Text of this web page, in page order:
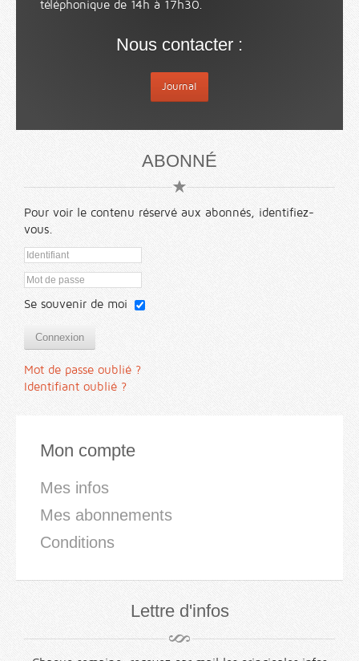
téléphonique de 14h à 17h30.
Nous contacter :
Journal
ABONNÉ
Pour voir le contenu réservé aux abonnés, identifiez-
vous.
Se souvenir de moi
Connexion
Mot de passe oublié ?
Identifiant oublié ?
Mon compte
Mes infos
Mes abonnements
Conditions
Lettre d'infos